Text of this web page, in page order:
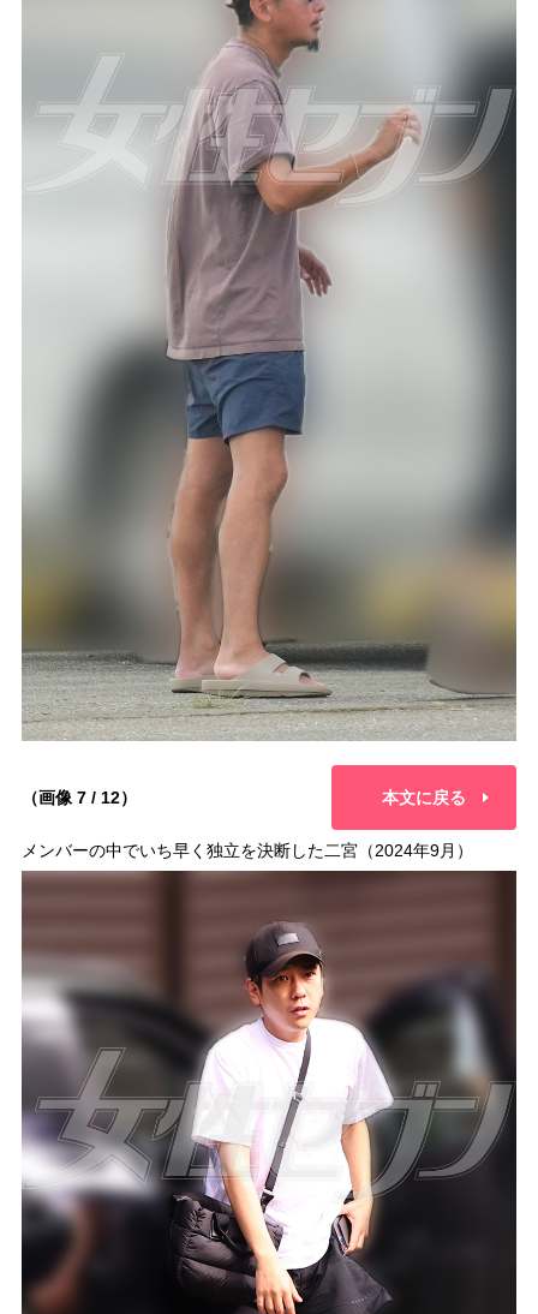
（画像 7 / 12） 本文に戻る
メンバーの中でいち早く独立を決断した二宮（2024年9月）